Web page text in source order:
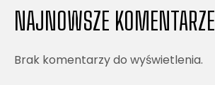
NAJNOWSZE KOMENTARZE
Brak komentarzy do wyświetlenia.